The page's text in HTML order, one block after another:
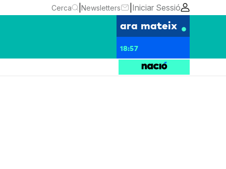
Cerca Newsletters Iniciar Sessió
ara mateix
18:57